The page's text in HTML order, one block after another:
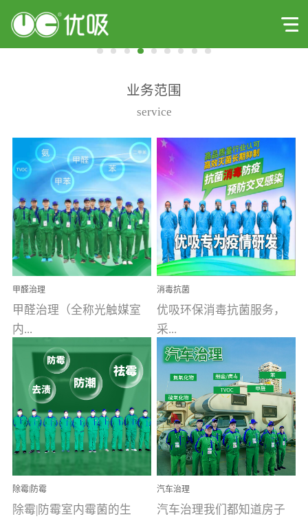
业务范围
service
甲醛治理
甲醛治理（全称光触媒室
内...
空气污染净化治理）工业
文明的进步，创造了多姿
多彩的家居产品和生活情
调，但也带来了以甲醛为
首的室内...
消毒抗菌
优吸环保消毒抗菌服务，
采...
用行业公认奥维牌消毒
液，具备杀死人体冠状病
毒的功效，杀菌率
99.99%。相对于传统消毒
液来说，无...
除霉|防霉
除霉|防霉室内霉菌的生
汽车治理
汽车治理我们都知道房子